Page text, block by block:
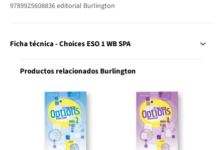
9789925608836 editorial Burlington
Ficha técnica - Choices ESO 1 WB SPA
Productos relacionados Burlington